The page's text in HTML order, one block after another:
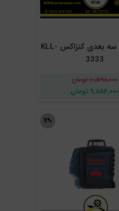
تراز لیزری سه بعدی کنزاکس KLL-
3333
۱۰,۵۹۸,۰۰۰ تومان
۹,۸۵۶,۰۰۰ تومان
۱۱%